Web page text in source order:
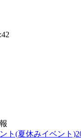
ト(夏休みイベント